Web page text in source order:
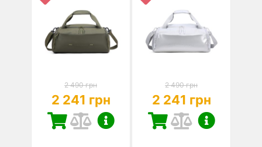
2 490 грн
2 241 грн
2 490 грн
2 241 грн